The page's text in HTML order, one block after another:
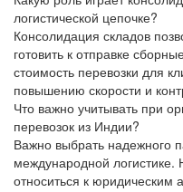
логистической цепочке?
Консолидация складов
готовить к отправке
стоимость перевозки для
повышению скорости и
Что важно учитывать при
перевозок из Индии?
Важно выбрать надежного
международной
относиться к юридическим